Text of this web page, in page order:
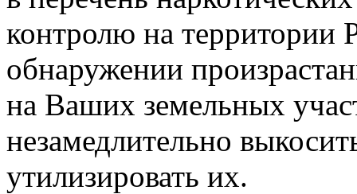
контролю на территории
обнаружении
на Ваших земельных
незамедлительно
утилизировать их.